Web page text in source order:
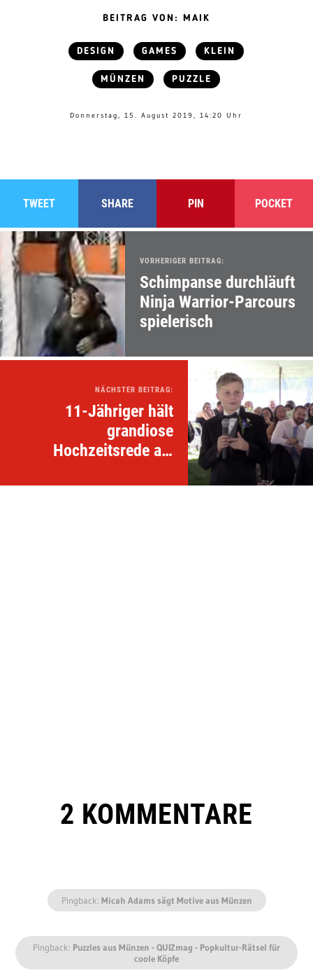
BEITRAG VON: MAIK
DESIGN GAMES KLEIN
MÜNZEN PUZZLE
Donnerstag, 15. August 2019, 14:20 Uhr
TWEET SHARE PIN POCKET
VORHERIGER BEITRAG:
Schimpanse durchläuft
Ninja Warrior-Parcours
spielerisch
NÄCHSTER BEITRAG:
11-Jähriger hält
grandiose
Hochzeitsrede als
2 KOMMENTARE
Pingback: Micah Adams sägt Motive aus Münzen
Pingback: Puzzles aus Münzen - QUIZmag - Popkultur-Rätsel für
coole Köpfe